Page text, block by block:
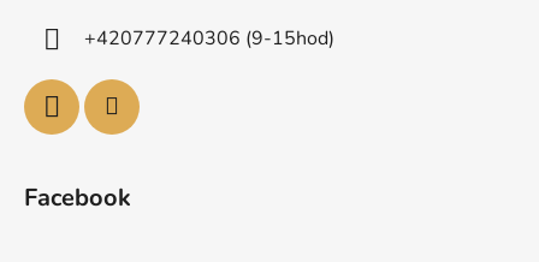
+420777240306 (9-15hod)
Facebook